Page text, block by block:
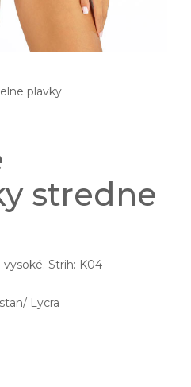
plavky
stredne
Strih: K04
Lycra